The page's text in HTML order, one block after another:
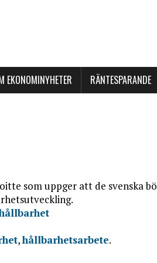
EKONOMINYHETER RÄNTESPARANDE
som uppger att de svenska
,hållbarhetsarbete.